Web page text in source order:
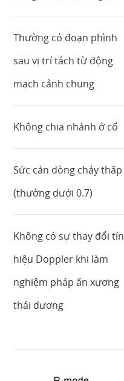
Thường có đoạn phình
sau vị trí tách từ động
mạch cảnh chung
Không chia nhánh ở cổ
Sức cản dòng chảy thấp
(thường dưới 0.7)
Không có sự thay đổi tín
hiệu Doppler khi làm
nghiệm pháp ấn xương
thái dương